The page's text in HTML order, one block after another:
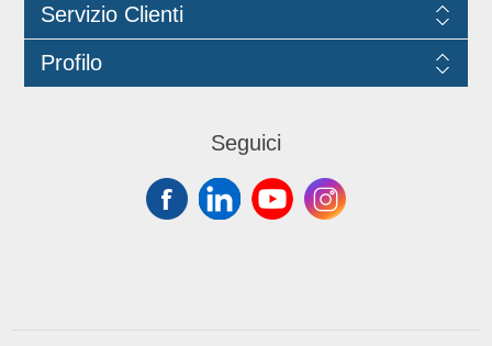
Servizio Clienti
Profilo
Seguici